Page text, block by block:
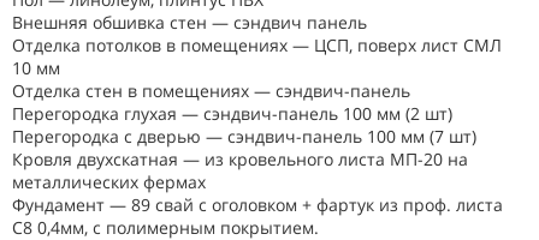
Внешняя обшивка стен — сэндвич панель
Отделка потолков в помещениях — ЦСП, поверх лист СМЛ
10 мм
Отделка стен в помещениях — сэндвич-панель
Перегородка глухая — сэндвич-панель 100 мм (2 шт)
Перегородка с дверью — сэндвич-панель 100 мм (7 шт)
Кровля двухскатная — из кровельного листа МП-20 на
металлических фермах
Фундамент — 89 свай с оголовком + фартук из проф. листа
С8 0,4мм, с полимерным покрытием.